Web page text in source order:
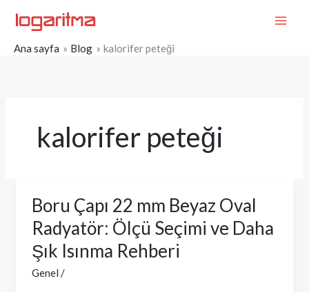
atla
Ana sayfa Blog kalorifer peteği
kalorifer peteği
Boru Çapı 22 mm Beyaz Oval
Radyatör: Ölçü Seçimi ve Daha
Şık Isınma Rehberi
Genel /
Boru
Çapı
22
mm
Beyaz